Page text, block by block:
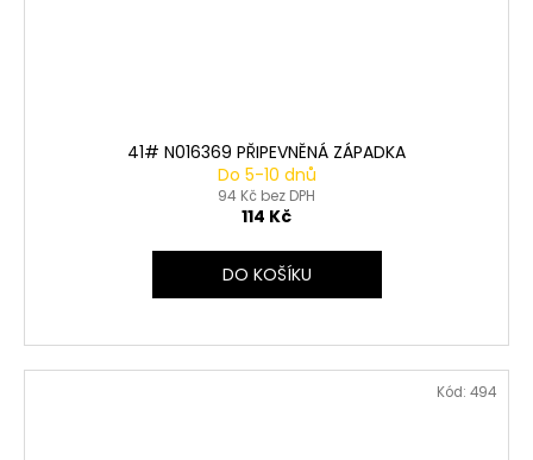
41# N016369 PŘIPEVNĚNÁ ZÁPADKA
Do 5-10 dnů
94 Kč bez DPH
114 Kč
DO KOŠÍKU
Kód: 494